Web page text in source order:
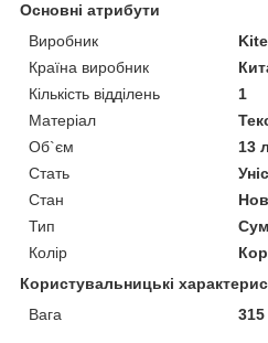
Основні атрибути
Виробник
Kite
Країна виробник
Кількість відділень
1
Матеріал
Об`єм
13 л
Стать
Стан
Тип
Колір
Користувальницькі
Вага
315